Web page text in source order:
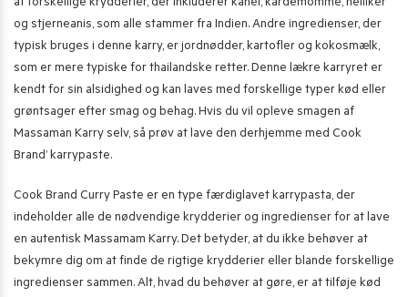
af forskellige krydderier, der inkluderer kanel, kardemomme, nelliker
og stjerneanis, som alle stammer fra Indien. Andre ingredienser, der
typisk bruges i denne karry, er jordnødder, kartofler og kokosmælk,
som er mere typiske for thailandske retter. Denne lækre karryret er
kendt for sin alsidighed og kan laves med forskellige typer kød eller
grøntsager efter smag og behag. Hvis du vil opleve smagen af ​​
Massaman Karry selv, så prøv at lave den derhjemme med Cook
Brand’ karrypaste.
Cook Brand Curry Paste er en type færdiglavet karrypasta, der
indeholder alle de nødvendige krydderier og ingredienser for at lave
en autentisk Massamam Karry. Det betyder, at du ikke behøver at
bekymre dig om at finde de rigtige krydderier eller blande forskellige
ingredienser sammen. Alt, hvad du behøver at gøre, er at tilføje kød